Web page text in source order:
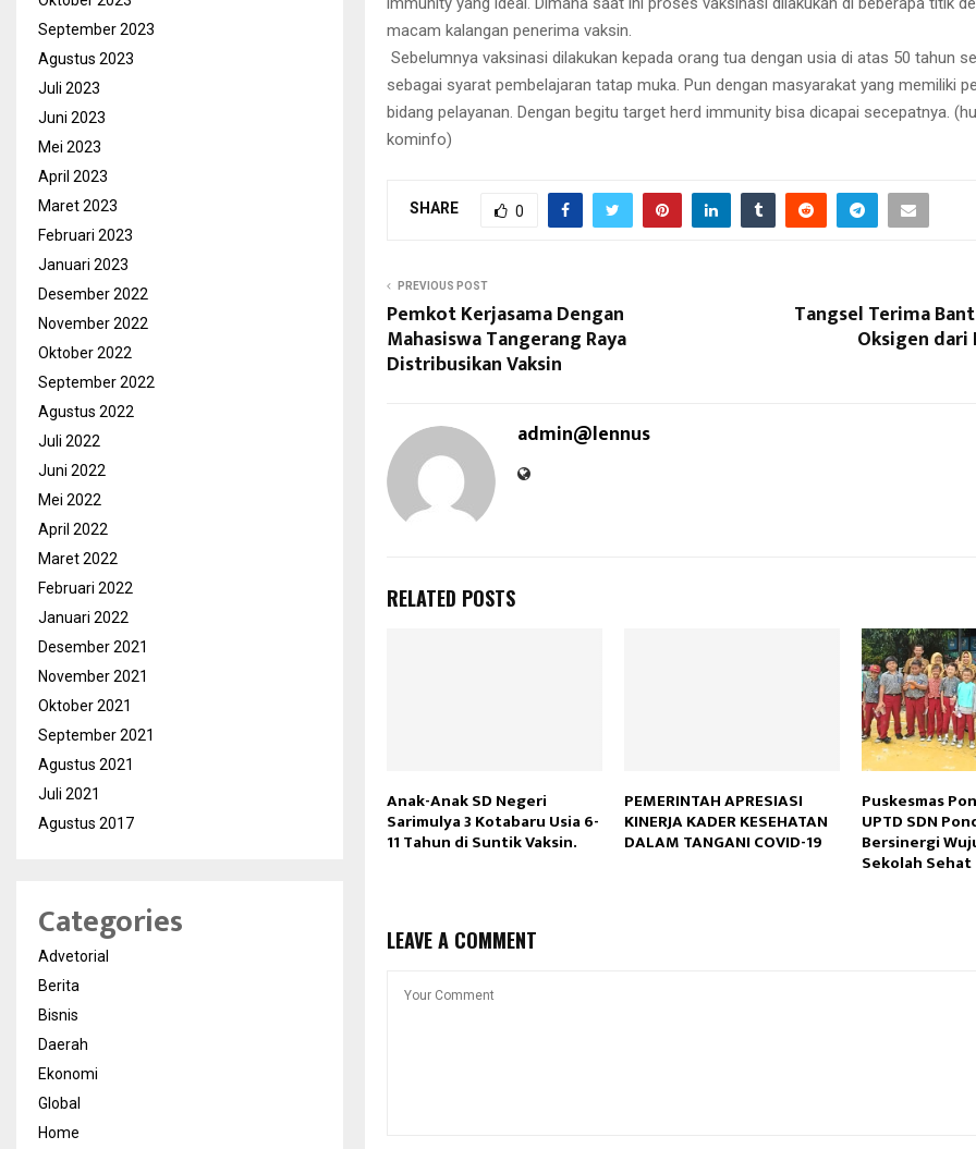
macam kalangan penerima vaksin.
Sebelumnya vaksinasi dilakukan kepada orang tua dengan usia di atas 50 tahun
sebagai syarat pembelajaran tatap muka. Pun dengan masyarakat yang memiliki
bidang pelayanan. Dengan begitu target herd immunity bisa dicapai secepatnya.
kominfo)
SHARE 0
PREVIOUS POST
Pemkot Kerjasama Dengan
Mahasiswa Tangerang Raya
Distribusikan Vaksin
Tangsel Terima
Oksigen dari
admin@lennus
RELATED POSTS
Anak-Anak SD Negeri
Sarimulya 3 Kotabaru Usia 6-
11 Tahun di Suntik Vaksin.
PEMERINTAH APRESIASI
KINERJA KADER KESEHATAN
DALAM TANGANI COVID-19
Puskesmas
UPTD SDN
Bersinergi
Sekolah Sehat
LEAVE A COMMENT
September 2023
Agustus 2023
Juli 2023
Juni 2023
Mei 2023
April 2023
Maret 2023
Februari 2023
Januari 2023
Desember 2022
November 2022
Oktober 2022
September 2022
Agustus 2022
Juli 2022
Juni 2022
Mei 2022
April 2022
Maret 2022
Februari 2022
Januari 2022
Desember 2021
November 2021
Oktober 2021
September 2021
Agustus 2021
Juli 2021
Agustus 2017
Categories
Advetorial
Berita
Bisnis
Daerah
Ekonomi
Global
Home